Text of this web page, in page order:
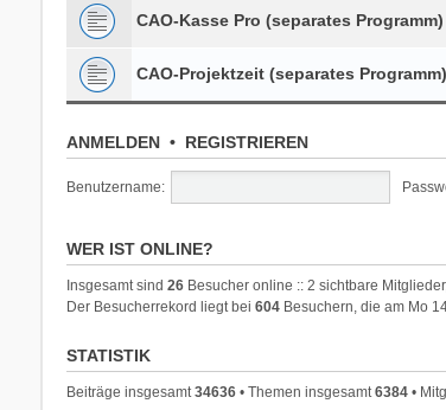
CAO-Kasse Pro (separates Programm)
CAO-Projektzeit (separates Programm)
ANMELDEN• REGISTRIEREN
Benutzername:
WER IST ONLINE?
Insgesamt sind 26Besucher online :: 2 sichtbare
Der Besucherrekord liegt bei 604Besuchern, die am Mo
STATISTIK
Beiträge insgesamt34636• Themen insgesamt6384•